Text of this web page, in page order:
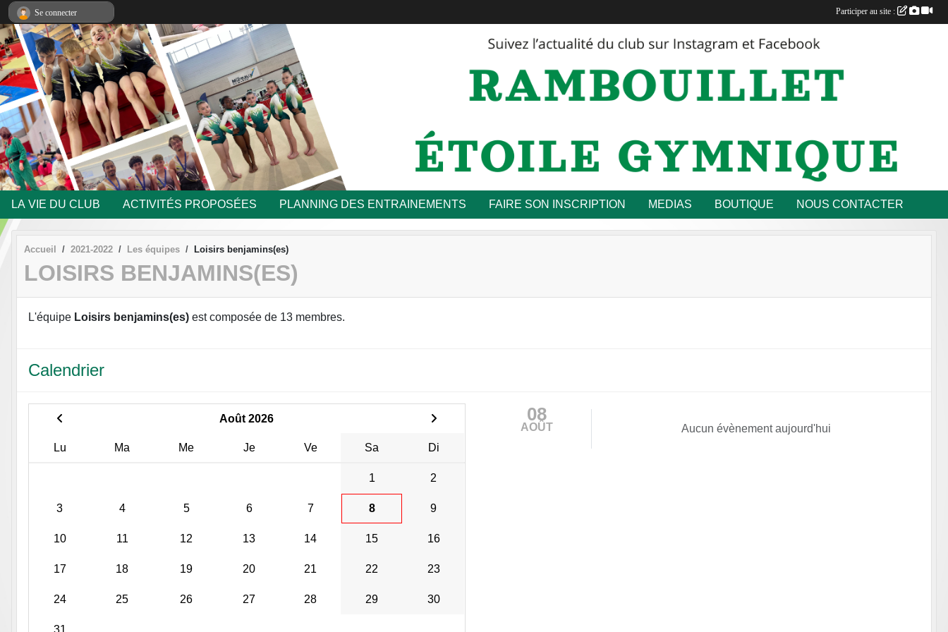
LA VIE DU CLUB ACTIVITÉS PROPOSÉES PLANNING DES ENTRAINEMENTS FAIRE SON INSCRIPTION MEDIAS BOUTIQUE NOUS CONTACTER
Accueil 2021-2022 Les équipes Loisirs benjamins(es)
LOISIRS BENJAMINS(ES)
L'équipe Loisirs benjamins(es) est composée de 13 membres.
Calendrier
Août 2026
Lu Ma Me Je Ve Sa Di
1 2
3 4 5 6 7 8 9
10 11 12 13 14 15 16
17 18 19 20 21 22 23
24 25 26 27 28 29 30
08
AOÛT Aucun évènement aujourd'hui
Se connecter Participer au site :
Panneau de gestion des cookies